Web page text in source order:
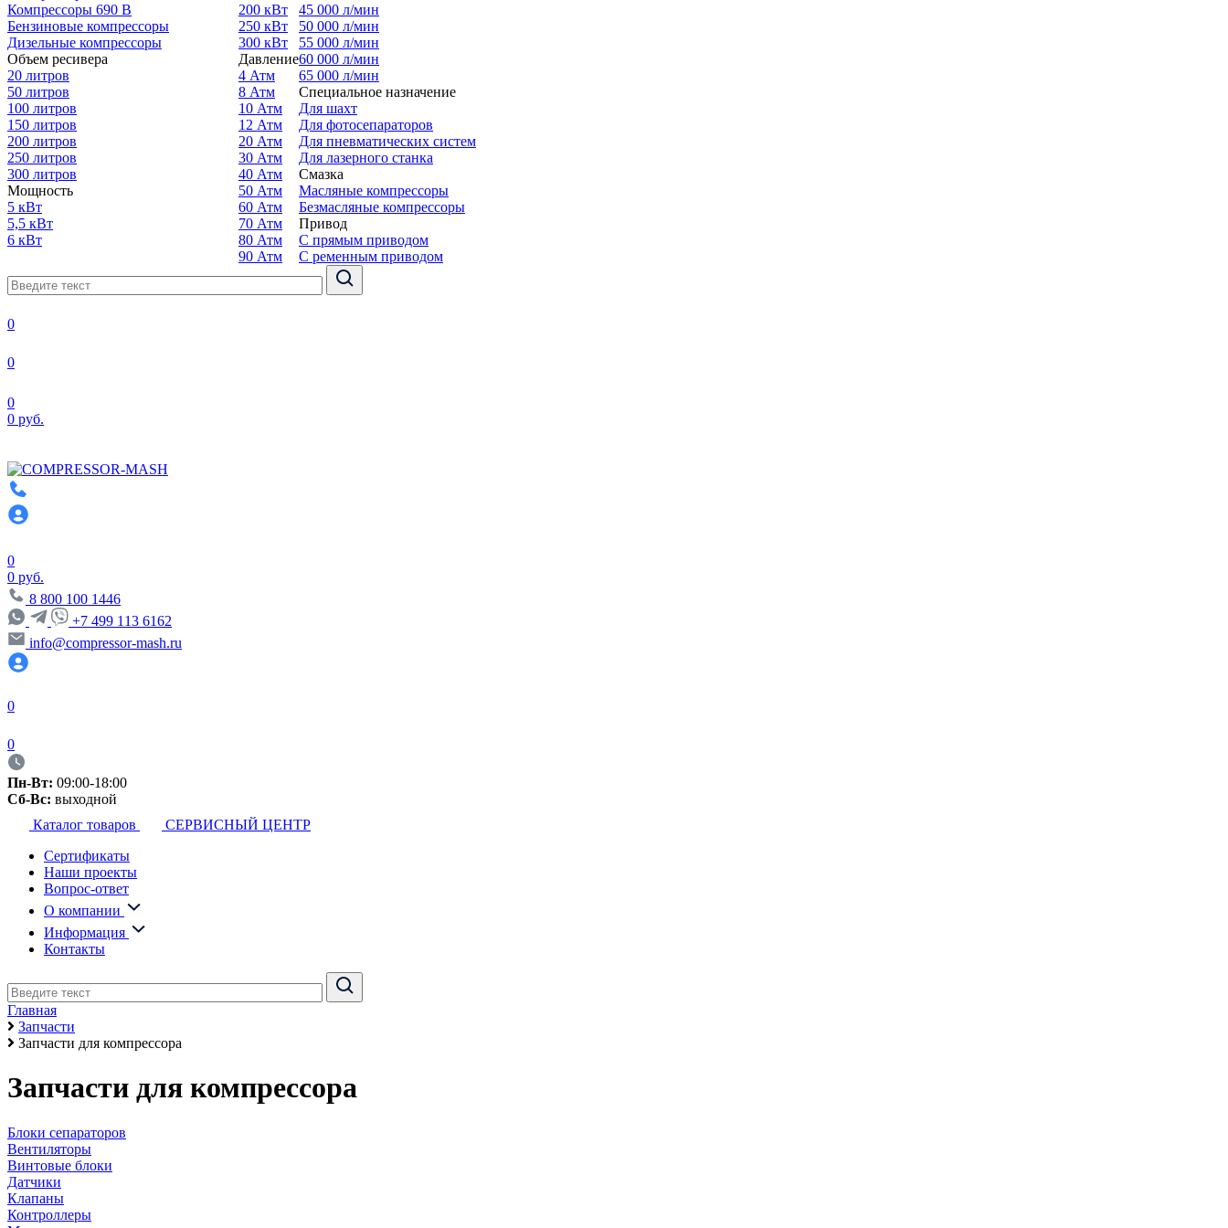
Компрессоры 690 В
Бензиновые компрессоры
Дизельные компрессоры
Объем ресивера
20 литров
50 литров
100 литров
150 литров
200 литров
250 литров
300 литров
Мощность
5 кВт
5,5 кВт
6 кВт
200 кВт
250 кВт
300 кВт
Давление
4 Атм
8 Атм
10 Атм
12 Атм
20 Атм
30 Атм
40 Атм
50 Атм
60 Атм
70 Атм
80 Атм
90 Атм
45 000 л/мин
50 000 л/мин
55 000 л/мин
60 000 л/мин
65 000 л/мин
Специальное назначение
Для шахт
Для фотосепараторов
Для пневматических систем
Для лазерного станка
Смазка
Масляные компрессоры
Безмасляные компрессоры
Привод
С прямым приводом
С ременным приводом
0
0
0
0 руб.
0
0 руб.
8 800 100 1446
+7 499 113 6162
info@compressor-mash.ru
0
0
Пн-Вт: 09:00-18:00
Сб-Вс: выходной
Каталог товаров
СЕРВИСНЫЙ ЦЕНТР
Сертификаты
Наши проекты
Вопрос-ответ
О компании
Информация
Контакты
Главная
Запчасти
Запчасти для компрессора
Запчасти для компрессора
Блоки сепараторов
Вентиляторы
Винтовые блоки
Датчики
Клапаны
Контроллеры